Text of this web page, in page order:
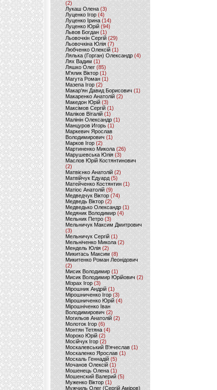
(2)
Лукаш Олена (3)
Луценко Ігор (4)
Луценко Ірина (14)
Луценко Юрій (94)
Львов Богдан (1)
Льовочкін Сергій (29)
Льовочкіна Юлія(7)
Любченко Олексій(1)
Лялька (Горган) Олександр(4)
Лях Вадим (1)
Ляшко Олег (85)
М'ялик Віктор(1)
Магута Роман(1)
Мазепа Ігор (2)
Макар'ян Давид Борисович(1)
Макаренко Анатолій (2)
Македон Юрій(3)
Максімов Сергій (1)
Маліков Віталій (1)
Малінін Олександр (1)
Манцуров Игорь (1)
Маркевич Ярослав
Володимирович (1)
Марков Ігор (2)
Мартиненко Микола (26)
Марушевська Юлія (3)
Маслов Юрій Костянтинович
(2)
Матвієнко Анатолій (2)
Матвійчук Едуард(5)
Матейченко Костянтин (1)
Матіос Анатолій (9)
Медведчук Віктор(74)
Медведь Віктор (2)
Медведько Олександр (1)
Медяник Володимир(4)
Мельник Петро (3)
Мельничук Максим Дмитрович
(3)
Мельничук Сергій (1)
Мельніченко Микола (2)
Мендель Юлія (2)
Микитась Максим (8)
Микитенко Роман Леонідович
(2)
Мисик Володимир (1)
Мисик Володимир Юрійович(2)
Мізрах Ігор(3)
Мірошник Андрій(1)
Мірошниченко Ігор (3)
Мірошниченко Юрій(4)
Мірошніченко Іван
Володимирович (2)
Могильов Анатолій (2)
Молоток Ігор (6)
Монтян Тетяна (4)
Мороко Юрій(2)
Мосійчук Ігор (2)
Москалевський В'ячеслав (1)
Москаленко Ярослав (1)
Москаль Геннадій (5)
Мочанов Олексій(1)
Мошенець Олена(1)
Мошенский Валерий (5)
Муженко Віктор (1)
Мужчиль Олег (Сергій Аміров)